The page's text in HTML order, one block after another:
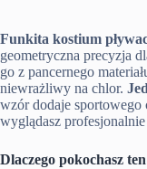
Funkita kostium
geometryczna precyzja
go z pancernego
niewrażliwy na chlor.
wzór dodaje sportowego
wyglądasz
Dlaczego pokochasz